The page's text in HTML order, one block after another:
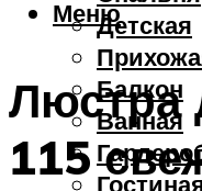
Детская
Балкон
Ванная
Меню
Люстра
115